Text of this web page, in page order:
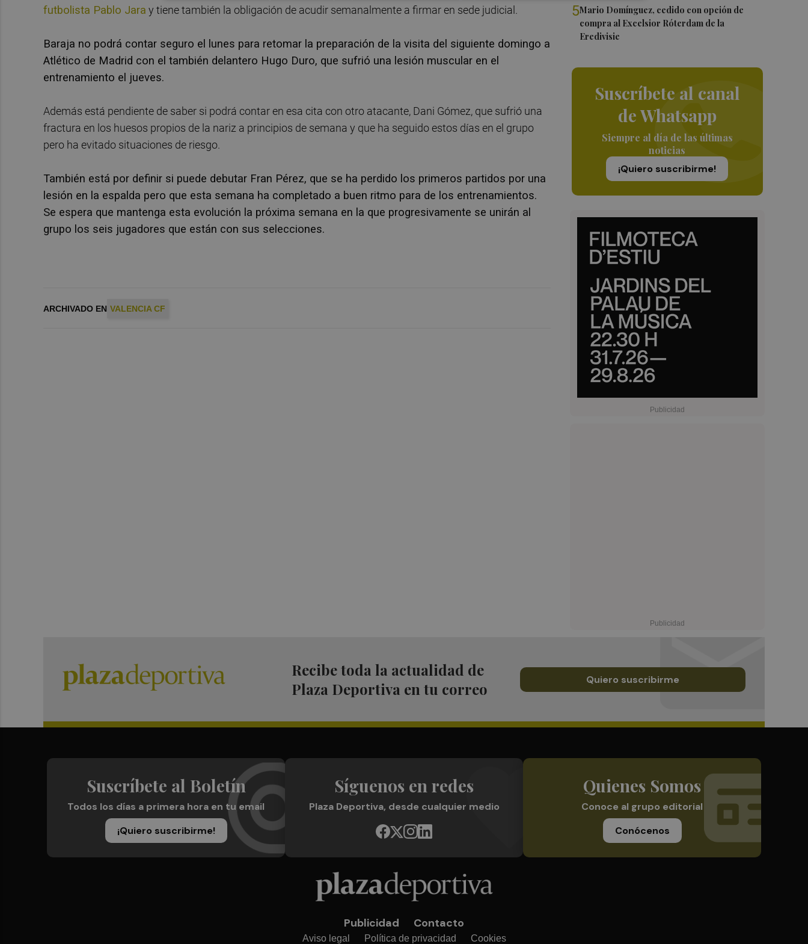
5Mario Domínguez, cedido con opción de
compra al Excelsior Róterdam de la
Eredivisie
Suscríbete al canal
de Whatsapp
Siempre al día de las últimas
noticias
¡Quiero suscribirme!
futbolista Pablo Jara y tiene también la obligación de acudir semanalmente a firmar en sede judicial.
Baraja no podrá contar seguro el lunes para retomar la preparación de la visita del siguiente domingo a
Atlético de Madrid con el también delantero Hugo Duro, que sufrió una lesión muscular en el
entrenamiento el jueves.
Además está pendiente de saber si podrá contar en esa cita con otro atacante, Dani Gómez, que sufrió una
fractura en los huesos propios de la nariz a principios de semana y que ha seguido estos días en el grupo
pero ha evitado situaciones de riesgo.
También está por definir si puede debutar Fran Pérez, que se ha perdido los primeros partidos por una
lesión en la espalda pero que esta semana ha completado a buen ritmo para de los entrenamientos.
Se espera que mantenga esta evolución la próxima semana en la que progresivamente se unirán al
grupo los seis jugadores que están con sus selecciones.
ARCHIVADO EN VALENCIA CF
Recibe toda la actualidad de
Plaza Deportiva en tu correo
Quiero suscribirme
Suscríbete al Boletín
Todos los días a primera hora en tu email
¡Quiero suscribirme!
Síguenos en redes
Plaza Deportiva, desde cualquier medio
Quienes Somos
Conoce al grupo editorial
Conócenos
Publicidad Contacto
Aviso legal Política de privacidad Cookies